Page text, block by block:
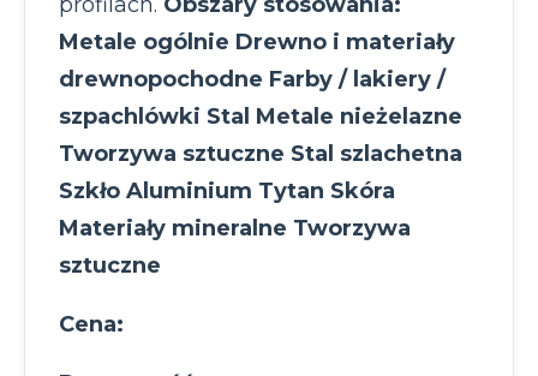
Metale ogólnie Drewno i materiały
drewnopochodne Farby / lakiery /
szpachlówki Stal Metale nieżelazne
Tworzywa sztuczne Stal szlachetna
Szkło Aluminium Tytan Skóra
Materiały mineralne Tworzywa
sztuczne
Cena: